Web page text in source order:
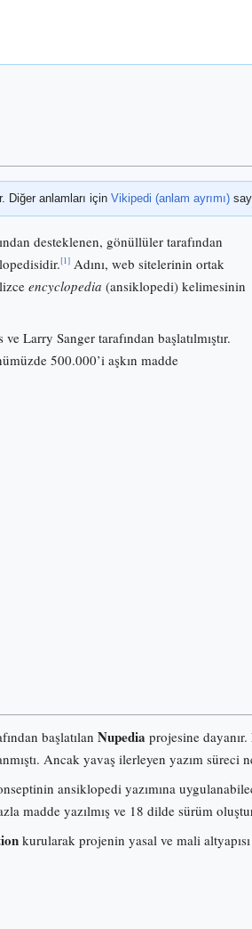
Diğer anlamları için Vikipedi (anlam ayrımı)
desteklenen, gönüllüler tarafından
[1] Adını, web sitelerinin ortak
encyclopedia (ansiklopedi) kelimesinin
Larry Sanger tarafından başlatılmıştır.
500.000’i aşkın madde
başlatılan Nupedia projesine
Ancak yavaş ilerleyen yazım süreci
ansiklopedi yazımına
madde yazılmış ve 18 dilde sürüm
kurularak projenin yasal ve mali